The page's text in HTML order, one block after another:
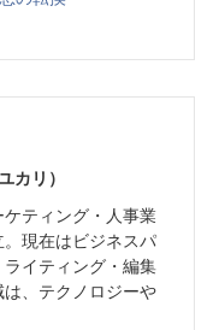
カリ）
ティング・人事業
現在はビジネスパ
イティング・編集
、テクノロジーや